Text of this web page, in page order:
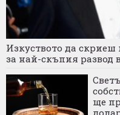
Изкуството да
за най-скъпия развод
ще